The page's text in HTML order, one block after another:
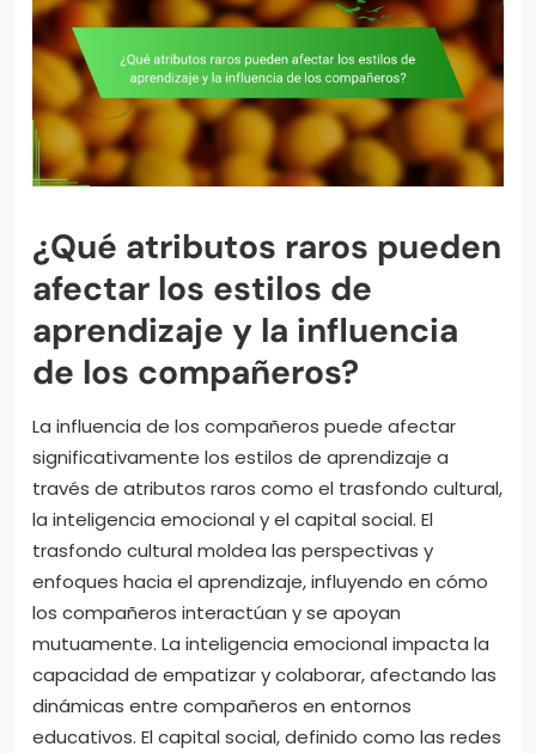
¿Qué atributos raros pueden
afectar los estilos de
aprendizaje y la influencia
de los compañeros?
La influencia de los compañeros puede afectar
significativamente los estilos de aprendizaje a
través de atributos raros como el trasfondo cultural,
la inteligencia emocional y el capital social. El
trasfondo cultural moldea las perspectivas y
enfoques hacia el aprendizaje, influyendo en cómo
los compañeros interactúan y se apoyan
mutuamente. La inteligencia emocional impacta la
capacidad de empatizar y colaborar, afectando las
dinámicas entre compañeros en entornos
educativos. El capital social, definido como las redes